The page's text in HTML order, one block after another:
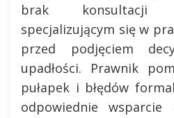
brak konsultacji
specjalizującym się w
przed podjęciem
upadłości. Prawnik
pułapek i błędów
odpowiednie